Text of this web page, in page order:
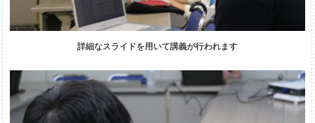
詳細なスライドを用いて講義が行われます